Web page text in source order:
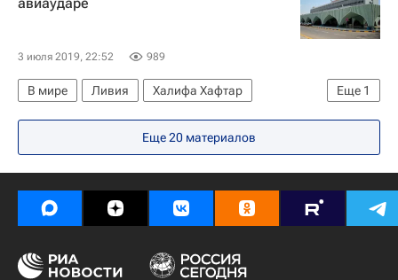
3 июля 2019, 22:52 989
Еще 1
В мире Ливия
Халифа Хафтар
Обострение конфликта в Ливии
Еще 20 материалов